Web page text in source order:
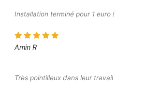
Installation terminé pour 1 euro !
Amin R
Très pointilleux dans leur travail